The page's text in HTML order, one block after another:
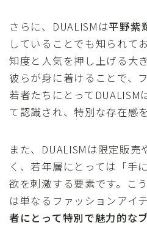
さらに、DUALISMは平野紫
していることでも知られて
知度と人気を押し上げる大
彼らが身に着けることで、
若者たちにとってDUALISM
て認識され、特別な存在感
また、DUALISMは限定販
く、若年層にとっては「手
欲を刺激する要素です。こ
は単なるファッションアイ
者にとって特別で魅力的な